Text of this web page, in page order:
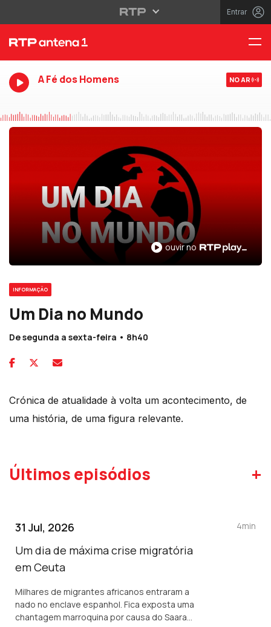
Entrar
A Fé dos Homens NO AR
ouvir no
INFORMAÇÃO
Um Dia no Mundo
De segunda a sexta-feira • 8h40
Crónica de atualidade à volta um acontecimento, de
uma história, de uma figura relevante.
Últimos episódios +
31 Jul, 2026
Um dia de máxima crise migratória
em Ceuta
Milhares de migrantes africanos entraram a
nado no enclave espanhol. Fica exposta uma
chantagem marroquina por causa do Saara
4min